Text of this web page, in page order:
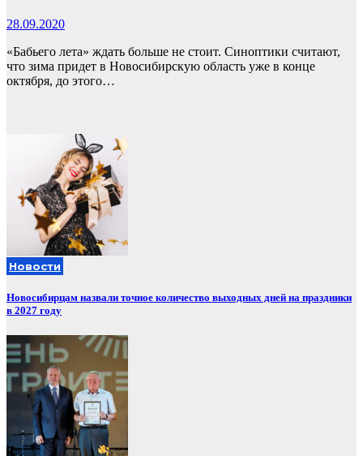
28.09.2020
«Бабьего лета» ждать больше не стоит. Синоптики считают,
что зима придет в Новосибирскую область уже в конце
октября, до этого…
Новости
Новосибирцам назвали точное количество выходных дней на праздники
в 2027 году